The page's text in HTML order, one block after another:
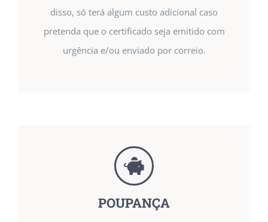
disso, só terá algum custo adicional caso
pretenda que o certificado seja emitido com
urgência e/ou enviado por correio.
POUPANÇA